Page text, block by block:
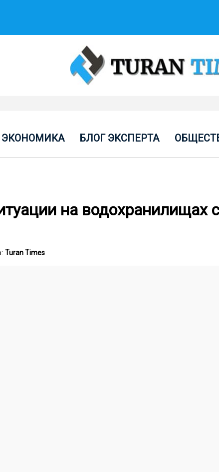
ЭКОНОМИКА БЛОГ ЭКСПЕРТА
на водохранилищах
Turan Times